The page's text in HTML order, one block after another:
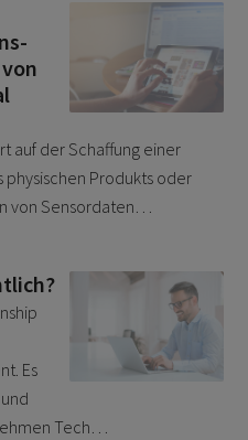
1
auf der Schaffung einer
Produkts oder
von Sensordaten…
Es
Tech…